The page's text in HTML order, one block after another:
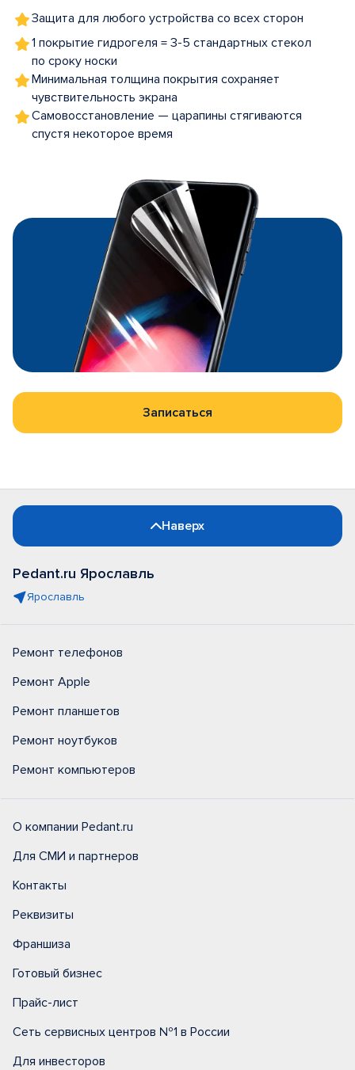
Защита для любого устройства со всех сторон
1 покрытие гидрогеля = 3-5 стандартных стекол
по сроку носки
Минимальная толщина покрытия сохраняет
чувствительность экрана
Самовосстановление — царапины стягиваются
спустя некоторое время
Записаться
Наверх
Pedant.ru Ярославль
Ярославль
Ремонт телефонов
Ремонт Apple
Ремонт планшетов
Ремонт ноутбуков
Ремонт компьютеров
О компании Pedant.ru
Для СМИ и партнеров
Контакты
Реквизиты
Франшиза
Готовый бизнес
Прайс-лист
Сеть сервисных центров №1 в России
Для инвесторов